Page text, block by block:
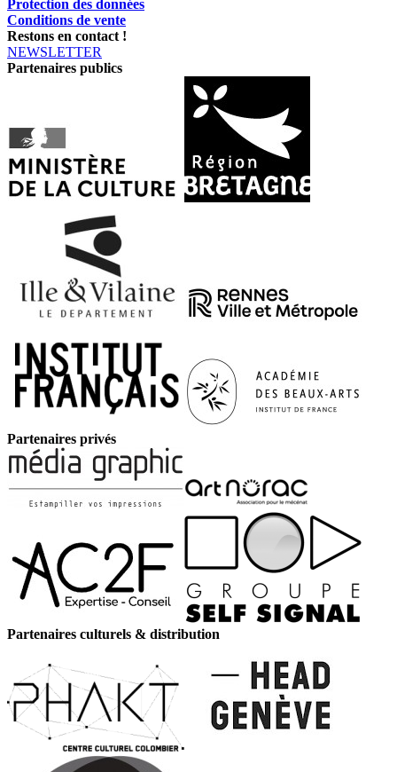
Protection des données
Conditions de vente
Restons en contact !
NEWSLETTER
Partenaires publics
Partenaires privés
Partenaires culturels & distribution